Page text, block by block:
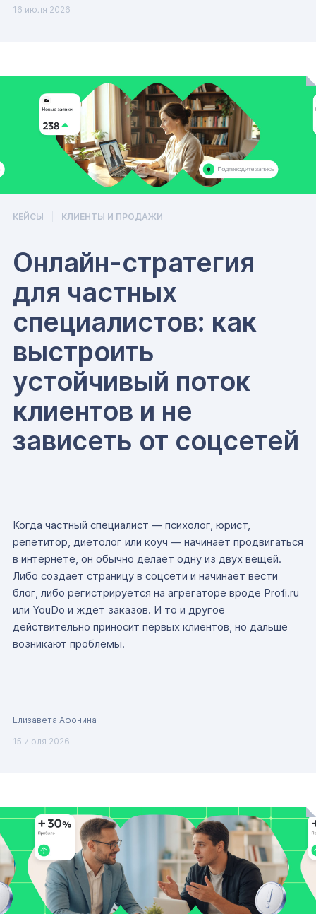
16 июля 2026
КЕЙСЫ КЛИЕНТЫ И ПРОДАЖИ
Онлайн-стратегия
для частных
специалистов: как
выстроить
устойчивый поток
клиентов и не
зависеть от соцсетей
Когда частный специалист — психолог, юрист,
репетитор, диетолог или коуч — начинает продвигаться
в интернете, он обычно делает одну из двух вещей.
Либо создает страницу в соцсети и начинает вести
блог, либо регистрируется на агрегаторе вроде Profi.ru
или YouDo и ждет заказов. И то и другое
действительно приносит первых клиентов, но дальше
возникают проблемы.
Елизавета Афонина
15 июля 2026